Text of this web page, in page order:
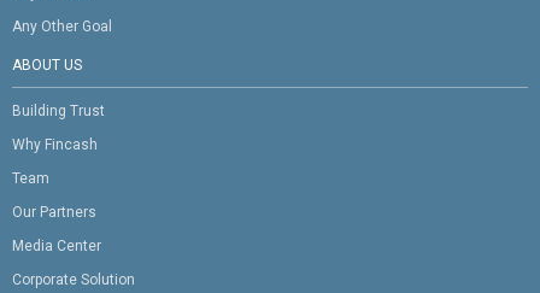
Any Other Goal
ABOUT US
Building Trust
Why Fincash
Team
Our Partners
Media Center
Corporate Solution